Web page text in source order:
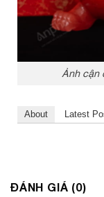
Ảnh cận
About Latest
ĐÁNH GIÁ (0)